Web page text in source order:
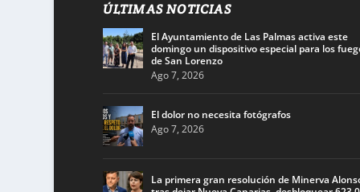
ÚLTIMAS NOTICIAS
El Ayuntamiento de Las Palmas activa este
domingo un dispositivo especial para los
de San Lorenzo
Ago 7, 2026
El dolor no necesita fotógrafos
Ago 7, 2026
La primera gran resolución de Minerva